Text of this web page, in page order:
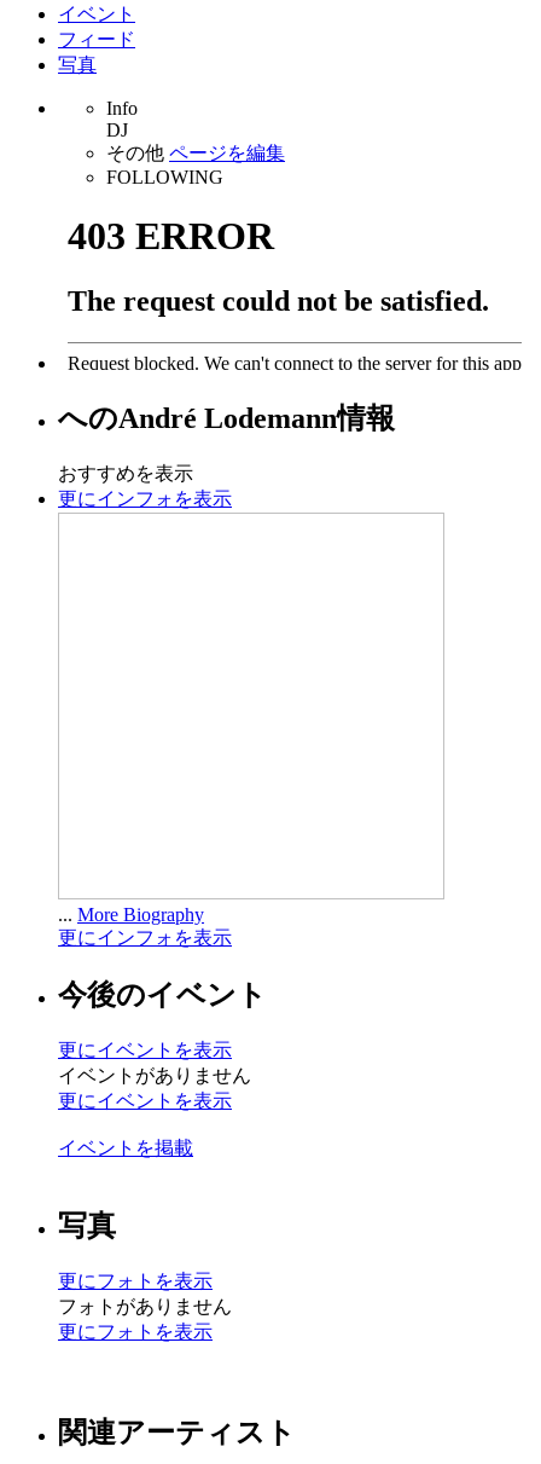
イベント
フィード
写真
Info
DJ
その他 ページを編集
FOLLOWING
へのAndré Lodemann情報
おすすめを表示
更にインフォを表示
... More Biography
更にインフォを表示
今後のイベント
更にイベントを表示
イベントがありません
更にイベントを表示
イベントを掲載
写真
更にフォトを表示
フォトがありません
更にフォトを表示
関連アーティスト